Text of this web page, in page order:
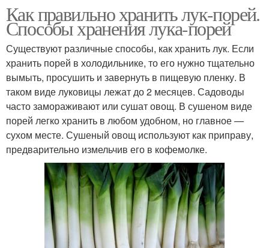
Как правильно хранить лук-порей.
Способы хранения лука-порей
Существуют различные способы, как хранить лук. Если
хранить порей в холодильнике, то его нужно тщательно
вымыть, просушить и завернуть в пищевую пленку. В
таком виде луковицы лежат до 2 месяцев. Садоводы
часто замораживают или сушат овощ. В сушеном виде
порей легко хранить в любом удобном, но главное —
сухом месте. Сушеный овощ используют как приправу,
предварительно измельчив его в кофемолке.